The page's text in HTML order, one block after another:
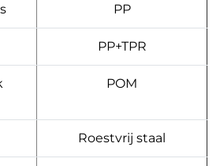
PP
PP+TPR
POM
Roestvrij staal